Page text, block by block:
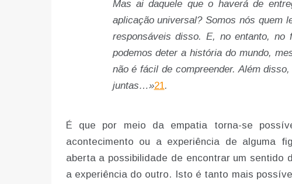
Mas ai daquele que o haverá de
aplicação universal? Somos nós quem
responsáveis disso. E, no entanto, no
podemos deter a história do mundo,
não é fácil de compreender. Além
juntas…»21.
É que por meio da empatia torna-se
acontecimento ou a experiência de alguma
aberta a possibilidade de encontrar um sentido
a experiência do outro. Isto é tanto mais